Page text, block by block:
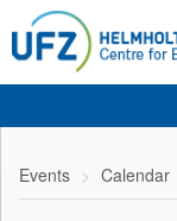
Events Calendar